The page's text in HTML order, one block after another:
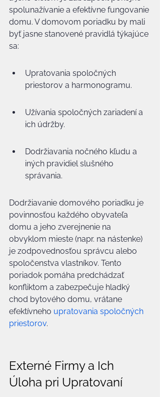
spolunažívanie a efektívne fungovanie
domu. V domovom poriadku by mali
byť jasne stanovené pravidlá týkajúce
sa:
Upratovania spoločných
priestorov a harmonogramu.
Užívania spoločných zariadení a
ich údržby.
Dodržiavania nočného kľudu a
iných pravidiel slušného
správania.
Dodržiavanie domového poriadku je
povinnosťou každého obyvateľa
domu a jeho zverejnenie na
obvyklom mieste (napr. na nástenke)
je zodpovednosťou správcu alebo
spoločenstva vlastníkov. Tento
poriadok pomáha predchádzať
konfliktom a zabezpečuje hladký
chod bytového domu, vrátane
efektívneho upratovania spoločných
priestorov.
Externé Firmy a Ich
Úloha pri Upratovaní